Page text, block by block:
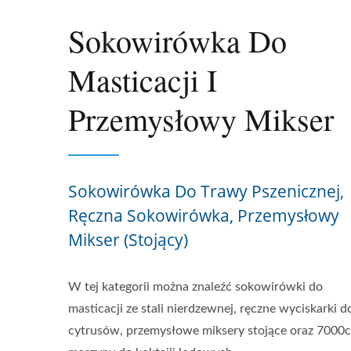
Sokowirówka Do
Masticacji I
Przemysłowy Mikser
Sokowirówka Do Trawy Pszenicznej,
Ręczna Sokowirówka, Przemysłowy
Mikser (stojący)
W tej kategorii można znaleźć sokowirówki do
masticacji ze stali nierdzewnej, ręczne wyciskarki
cytrusów, przemysłowe miksery stojące oraz